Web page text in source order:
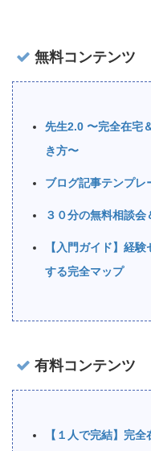
無料コンテンツ
先生2.0 〜完全在宅
き方〜
ブログ記事テンプレ
３０分の無料相談会
【入門ガイド】経
する完全マップ
有料コンテンツ
【１人で完結】完